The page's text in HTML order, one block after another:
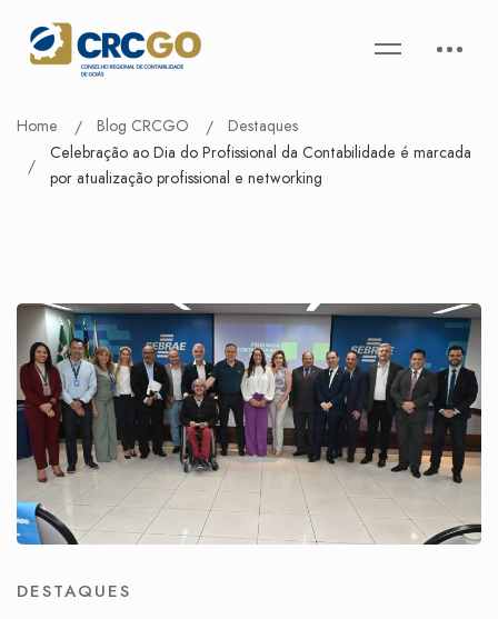
Home Blog CRCGO
Destaques
Celebração ao Dia do Profissional da Contabilidade é marcada
por atualização profissional e networking
DESTAQUES